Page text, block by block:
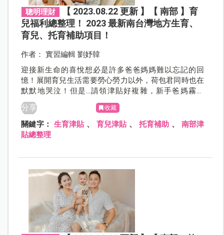
聰明理財
【 2023.08.22 更新 】【 南部 】育
兒福利總整理！ 2023 最新南台灣地方生育、
育兒、托育補助項目！
作者： 實習編輯 劉妤韓
迎接新生命的喜悅想必是許多爸爸媽媽難以忘記的回
憶！展開育兒生活需要勞心勞力以外，荷包君同時也在
默默地哭泣！但是...請領津貼好複雜，新手爸媽霧煞
煞！別擔心，本篇幫爸爸媽媽整理好最新「南部」生
育、育兒、托育補助，一起來看看歡樂育兒的同時可以
請領什麼補助吧！
分享 收藏
關鍵字： 生育津貼 、 育兒津貼 、 托育補助 、 南部津
貼總整理